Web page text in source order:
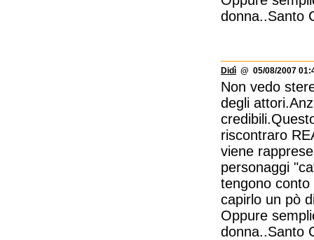
donna..Santo
Didì @ 05/08/2007
Non vedo
degli
riscontraro
viene
personaggi
tengono conto
capirlo un pò
Oppure
donna..Santo